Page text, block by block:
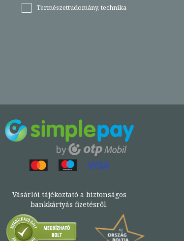
Természettudomány, technika
Vásárlói tájékoztató a biztonságos
bankkártyás fizetésről.